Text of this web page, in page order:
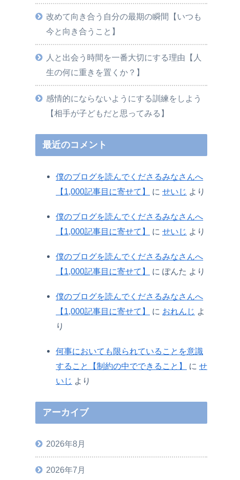
改めて向き合う自分の最期の瞬間【いつも
今と向き合うこと】
人と出会う時間を一番大切にする理由【人
生の何に重きを置くか？】
感情的にならないようにする訓練をしよう
【相手が子どもだと思ってみる】
最近のコメント
僕のブログを読んでくださるみなさんへ
【1,000記事目に寄せて】
に せいじ より
僕のブログを読んでくださるみなさんへ
【1,000記事目に寄せて】
に せいじ より
僕のブログを読んでくださるみなさんへ
【1,000記事目に寄せて】
に ぽんた より
僕のブログを読んでくださるみなさんへ
【1,000記事目に寄せて】
に おれんじ よ
り
何事においても限られていることを意識
すること【制約の中でできること】
に せ
いじ より
アーカイブ
2026年8月
2026年7月